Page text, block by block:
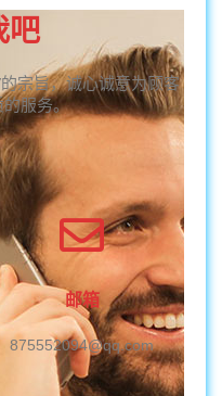
吧
宗旨，诚心诚意为顾客
服务。
邮箱
875552094@qq.com